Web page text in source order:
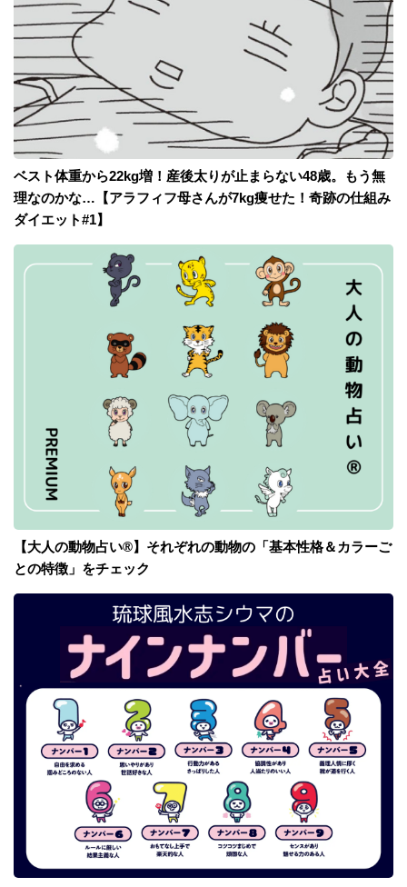
ベスト体重から22kg増！産後太りが止まらない48歳。もう無
理なのかな…【アラフィフ母さんが7kg痩せた！奇跡の仕組み
ダイエット#1】
【大人の動物占い®】それぞれの動物の「基本性格＆カラーご
との特徴」をチェック